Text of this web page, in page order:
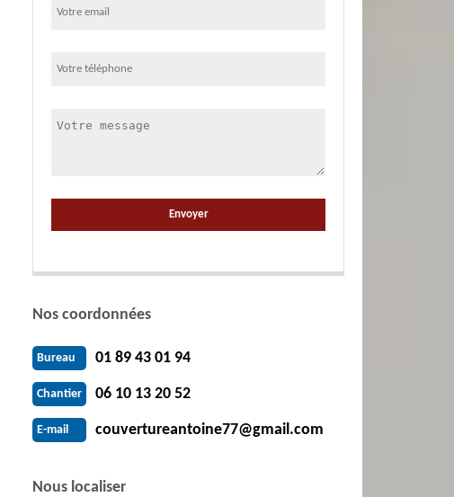
Nos coordonnées
Bureau 01 89 43 01 94
Chantier 06 10 13 20 52
E-mail couvertureantoine77@gmail.com
Nous localiser